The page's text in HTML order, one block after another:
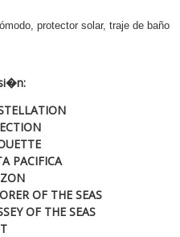
protector solar, traje de baño
PACIFICA
OF THE SEAS
OF THE SEAS